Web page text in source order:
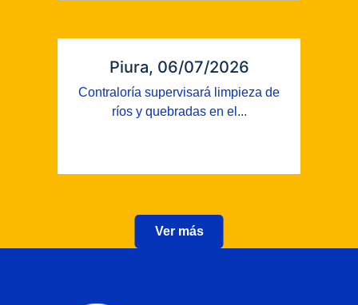
Piura, 06/07/2026
Contraloría supervisará limpieza de
ríos y quebradas en el...
Ver más